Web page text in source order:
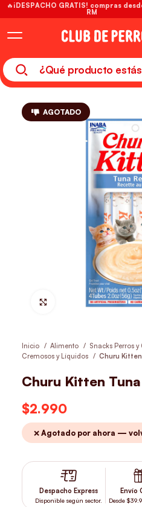
AGOTADO
Hacer Zoom
Inicio Alimento Snacks Perros y
Cremosos y Líquidos
Churu
Churu Kitten
$2.990
❌ Agotado por ahora —
Despacho Express
Disponible según sector.
Envío
Desde
🔥¡DESPACHO GRATIS! compras
RM